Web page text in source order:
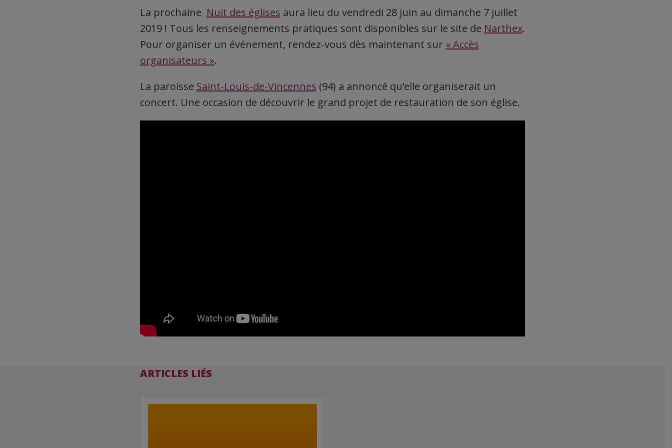
La prochaine Nuit des églises aura lieu du vendredi 28 juin au dimanche 7 juillet
2019 ! Tous les renseignements pratiques sont disponibles sur le site de Narthex.
Pour organiser un événement, rendez-vous dès maintenant sur « Accès
organisateurs ».
La paroisse Saint-Louis-de-Vincennes (94) a annoncé qu’elle organiserait un
concert. Une occasion de découvrir le grand projet de restauration de son église.
ARTICLES LIÉS